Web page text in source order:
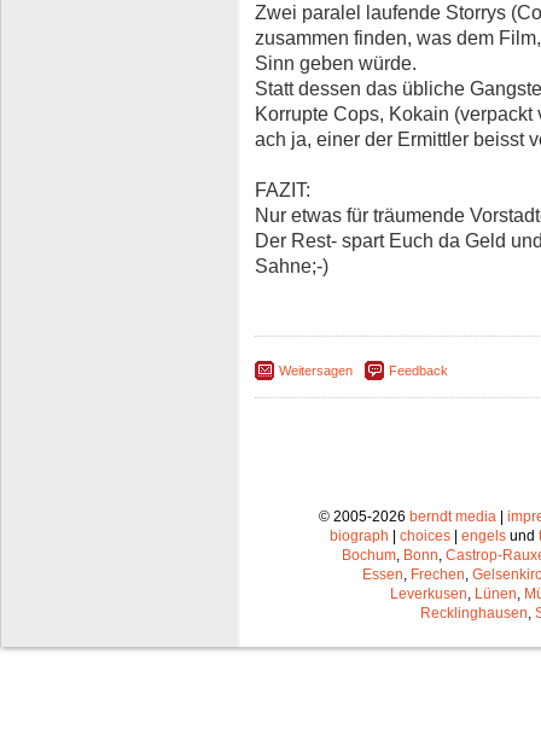
Zwei paralel laufende Storrys
zusammen finden, was dem
Sinn geben würde.
Statt dessen das übliche
Korrupte Cops, Kokain
ach ja, einer der Ermittler beisst
FAZIT:
Nur etwas für träumende
Der Rest- spart Euch da Geld
Sahne;-)
Weitersagen Feedback
© 2005-2026 berndt media|
biograph | choices | engels und
Bochum, Bonn, Castrop-
Essen, Frechen,
Leverkusen, Lünen,
Recklinghausen,